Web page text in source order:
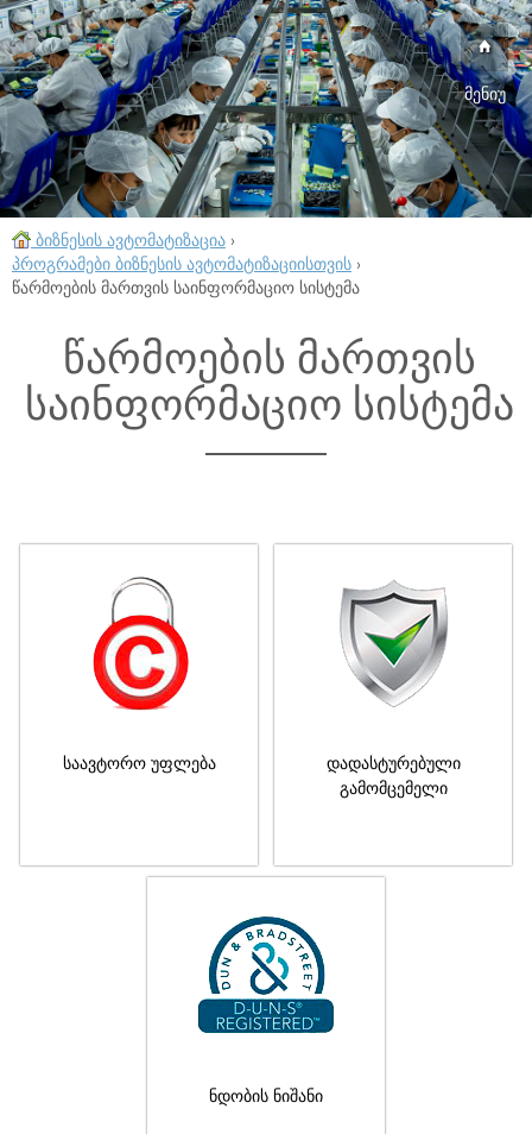
მენიუ
ბიზნესის ავტომატიზაცია ›
პროგრამები ბიზნესის ავტომატიზაციისთვის ›
წარმოების მართვის საინფორმაციო სისტემა
წარმოების მართვის
საინფორმაციო სისტემა
საავტორო უფლება
დადასტურებული
გამომცემელი
ნდობის ნიშანი